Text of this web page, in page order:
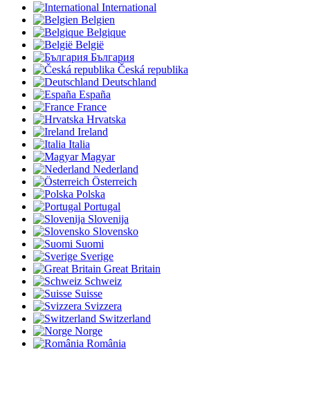
International
Belgien
Belgique
België
България
Česká republika
Deutschland
España
France
Hrvatska
Ireland
Italia
Magyar
Nederland
Österreich
Polska
Portugal
Slovenija
Slovensko
Suomi
Sverige
Great Britain
Schweiz
Suisse
Svizzera
Switzerland
Norge
România